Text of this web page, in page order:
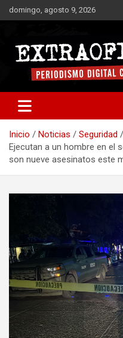
Saltar
al
domingo, agosto 9, 2026
Extraoficial
Inicio Noticias
Seguridad
Ejecutan a un hombre en el
son nueve asesinatos este